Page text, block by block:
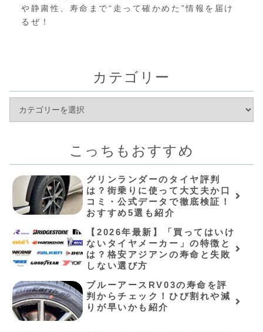
や静粛性、寿命まで“走って確かめた”情報を届け
るぜ！
カテゴリー
こっちもおすすめ
グリンランダーのタイヤ評判
は？街乗りに使って大丈夫か口
コミ・公式データで徹底検証！
おすすめ5選も紹介
【2026年最新】「買ってはいけ
ないタイヤメーカー」の特徴と
は？格安アジアンの寿命と失敗
しない選び方
ブルーアースRV03の寿命を評
判からチェック！ひび割れや減
りが早いかも紹介